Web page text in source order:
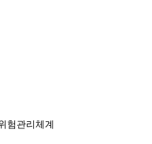
험관리체계